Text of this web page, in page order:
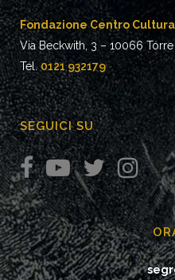
Fondazione Centro
Via Beckwith, 3 – 10066
Tel.0121 932179
SEGUICI SU